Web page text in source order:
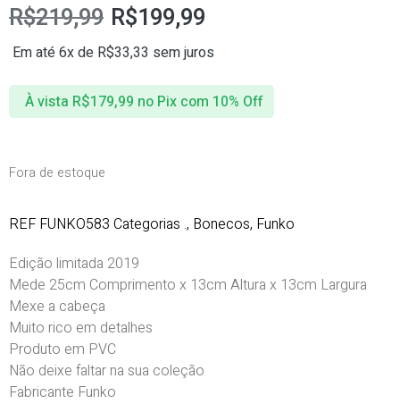
R$219,99 R$199,99
Em até 6x de R$33,33 sem juros
À vista R$179,99 no Pix com 10% Off
Fora de estoque
REF FUNKO583 Categorias ., Bonecos, Funko
Edição limitada 2019
Mede 25cm Comprimento x 13cm Altura x 13cm Largura
Mexe a cabeça
Muito rico em detalhes
Produto em PVC
Não deixe faltar na sua coleção
Fabricante Funko